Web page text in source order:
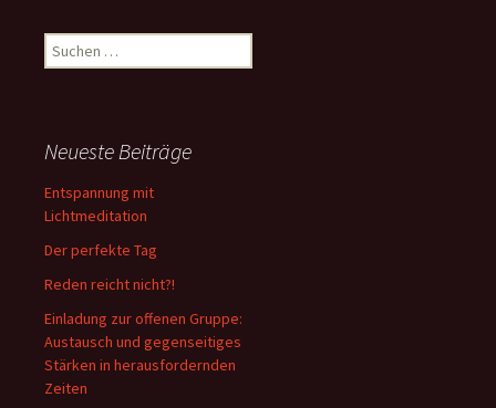
Suche
nach:
Neueste Beiträge
Entspannung mit
Lichtmeditation
Der perfekte Tag
Reden reicht nicht?!
Einladung zur offenen Gruppe:
Austausch und gegenseitiges
Stärken in herausfordernden
Zeiten